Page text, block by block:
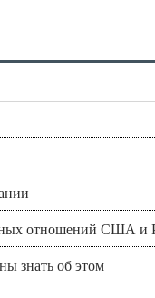
отношений США и
знать об этом